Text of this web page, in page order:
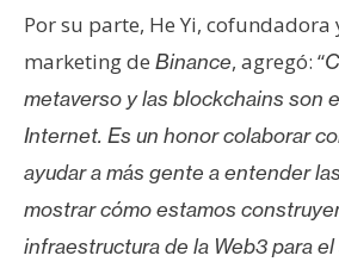
Por su parte, He Yi,
marketing de Binance, agregó: “
metaverso y las blockchains son
Internet. Es un honor colaborar
ayudar a más gente a entender
mostrar cómo estamos
infraestructura de la Web3 para